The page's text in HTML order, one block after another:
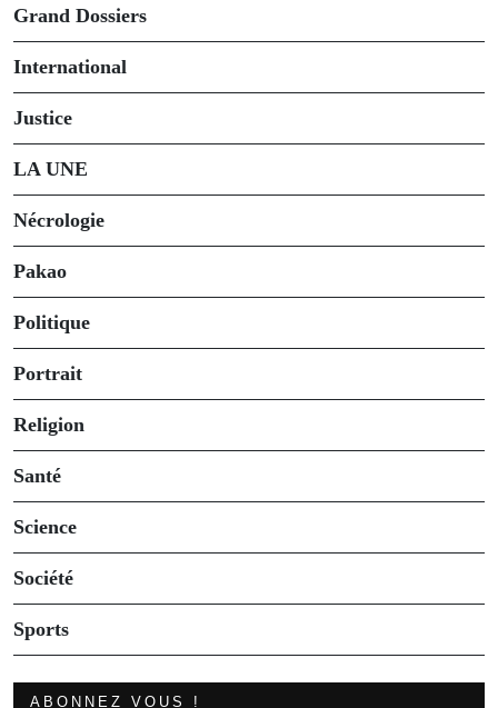
Grand Dossiers
International
Justice
LA UNE
Nécrologie
Pakao
Politique
Portrait
Religion
Santé
Science
Société
Sports
ABONNEZ VOUS !